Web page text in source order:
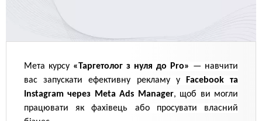
Мета курсу «Таргетолог з нуля до Pro» — навчити
вас запускати ефективну рекламу у
Facebook та
Instagram через Meta Ads Manager, щоб ви могли
працювати як фахівець або просувати власний